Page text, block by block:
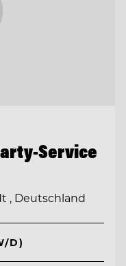
Service
, Deutschland
D)